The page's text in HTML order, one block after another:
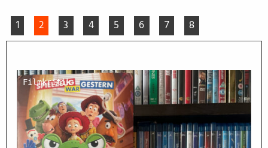
1 2 3 4 5 6 7 8
Filmkritik